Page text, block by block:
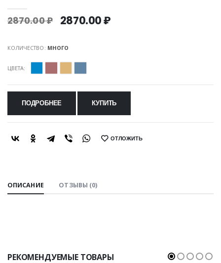
2870.00 ₽ 2870.00 ₽
КОЛИЧЕСТВО: МНОГО
ЦВЕТА:
ПОДРОБНЕЕ КУПИТЬ
SHARE: ОТЛОЖИТЬ
ОПИСАНИЕ ОТЗЫВЫ (0)
РЕКОМЕНДУЕМЫЕ ТОВАРЫ